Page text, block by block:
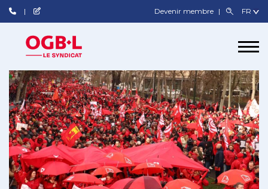
Devenir membre